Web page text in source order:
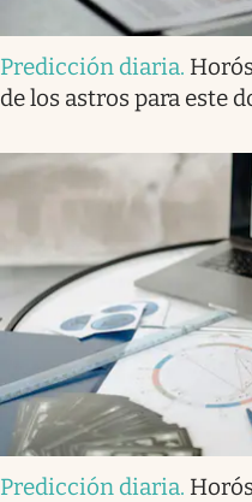
Predicción diaria.
de los astros para este
Predicción diaria.